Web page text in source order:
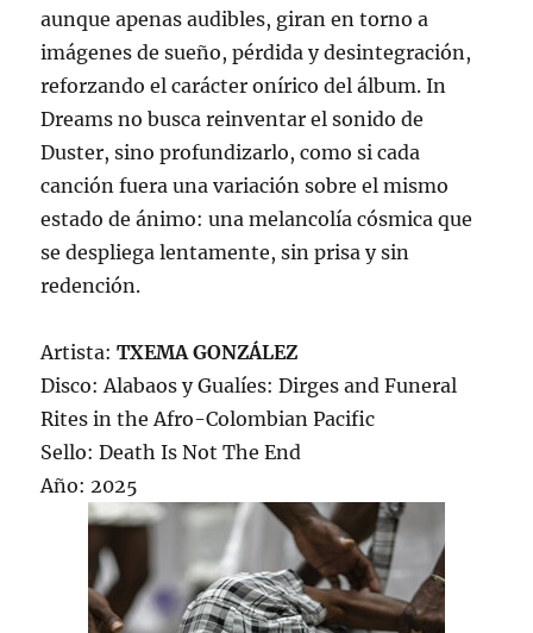
aunque apenas audibles, giran en torno a
imágenes de sueño, pérdida y desintegración,
reforzando el carácter onírico del álbum. In
Dreams no busca reinventar el sonido de
Duster, sino profundizarlo, como si cada
canción fuera una variación sobre el mismo
estado de ánimo: una melancolía cósmica que
se despliega lentamente, sin prisa y sin
redención.
Artista:TXEMA GONZÁLEZ
Disco: Alabaos y Gualíes: Dirges and Funeral
Rites in the Afro-Colombian Pacific
Sello: Death Is Not The End
Año: 2025